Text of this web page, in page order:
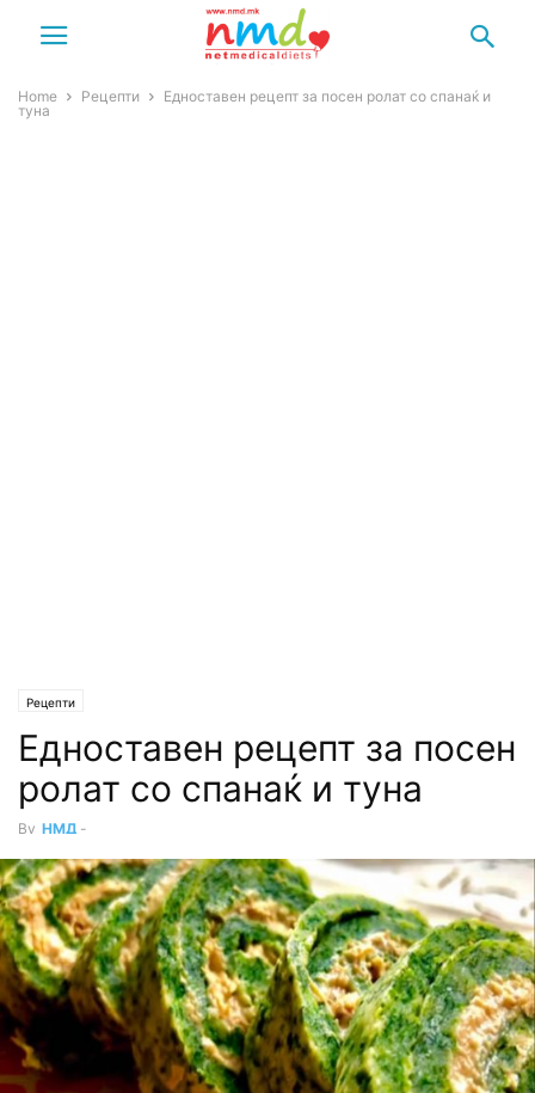
Home Рецепти
Едноставен рецепт за посен ролат со спанаќ и
туна
Рецепти
Едноставен рецепт за посен
ролат со спанаќ и туна
By НМД -